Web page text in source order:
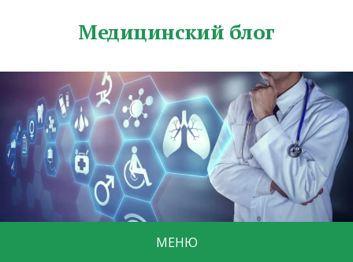
Медицинский блог
МЕНЮ